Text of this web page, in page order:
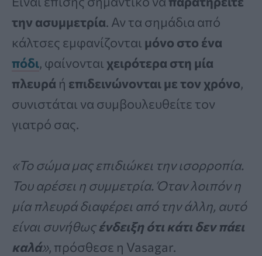
την ασυμμετρία. Αν τα σημάδια από
κάλτσες εμφανίζονται μόνο στο ένα
πόδι, φαίνονται χειρότερα στη μία
πλευρά ή επιδεινώνονται με τον χρόνο,
συνιστάται να συμβουλευθείτε τον
γιατρό σας.
«Το σώμα μας επιδιώκει την ισορροπία.
Του αρέσει η συμμετρία. Όταν λοιπόν η
μία πλευρά διαφέρει από την άλλη, αυτό
είναι συνήθωςένδειξη ότι κάτι δεν πάει
καλά», πρόσθεσε η Vasagar.